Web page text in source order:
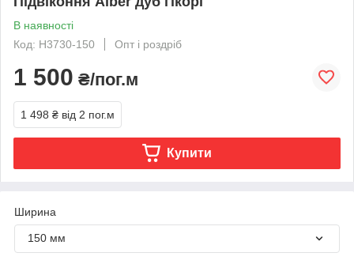
В наявності
Код: H3730-150
Опт і роздріб
1 500 ₴/пог.м
1 498 ₴ від 2 пог.м
Купити
Ширина
150 мм